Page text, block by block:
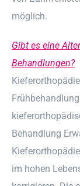
möglich.
Gibt es eine
Behandlungen?
Behandlung
im hohen